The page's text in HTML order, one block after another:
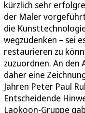
kürzlich sehr
der Maler
die
wegzudenken – sei
restaurieren zu
zuzuordnen. An den
daher eine
Jahren Peter Paul
Entscheidende
Laokoon-Gruppe